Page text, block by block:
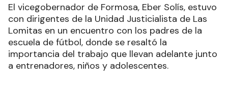
El vicegobernador de Formosa, Eber Solís, estuvo
con dirigentes de la Unidad Justicialista de Las
Lomitas en un encuentro con los padres de la
escuela de fútbol, donde se resaltó la
importancia del trabajo que llevan adelante junto
a entrenadores, niños y adolescentes.